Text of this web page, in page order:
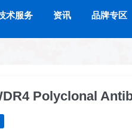
术服务 资讯 品牌专区
Polyclonal